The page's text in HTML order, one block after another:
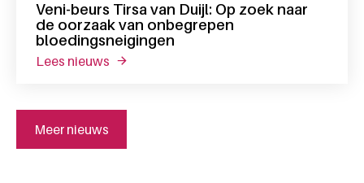
Veni-beurs Tirsa van Duijl: Op zoek naar
de oorzaak van onbegrepen
bloedingsneigingen
lees nieuws over veni-beurs tirsa van duijl: op zoek
Meer nieuws